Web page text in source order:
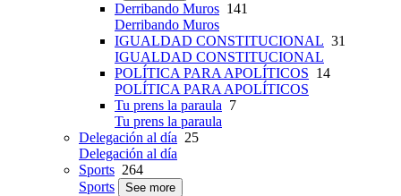
Derribando Muros 141
Derribando Muros
IGUALDAD CONSTITUCIONAL 31
IGUALDAD CONSTITUCIONAL
POLÍTICA PARA APOLÍTICOS 14
POLÍTICA PARA APOLÍTICOS
Tu prens la paraula 7
Tu prens la paraula
Delegación al día 25
Delegación al día
Sports 264
Sports
See more